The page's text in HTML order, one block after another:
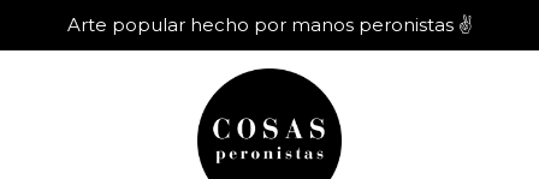
Arte popular hecho por manos peronistas ✌️